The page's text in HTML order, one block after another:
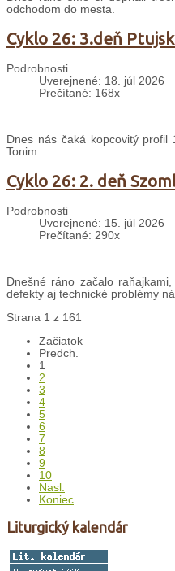
odchodom do mesta.
Cyklo 26: 3.deň
Podrobnosti
Uverejnené: 18. júl 2026
Prečítané: 168x
Dnes nás čaká kopcovitý
Tonim.
Cyklo 26: 2. deň
Podrobnosti
Uverejnené: 15. júl 2026
Prečítané: 290x
Dnešné ráno začalo
defekty aj technické problémy
Strana 1 z 161
Začiatok
Predch.
1
2
3
4
5
6
7
8
9
10
Nasl.
Koniec
Liturgický kalendár